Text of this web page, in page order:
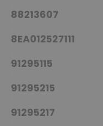
88213607
8EA012527111
91295115
91295215
91295217